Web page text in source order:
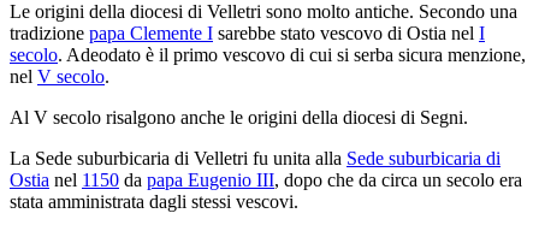
Le origini della diocesi di Velletri sono molto antiche. Secondo una
tradizione papa Clemente I sarebbe stato vescovo di Ostia nel I
secolo. Adeodato è il primo vescovo di cui si serba sicura menzione,
nel V secolo.
Al V secolo risalgono anche le origini della diocesi di Segni.
La Sede suburbicaria di Velletri fu unita alla Sede suburbicaria di
Ostia nel 1150 da papa Eugenio III, dopo che da circa un secolo era
stata amministrata dagli stessi vescovi.